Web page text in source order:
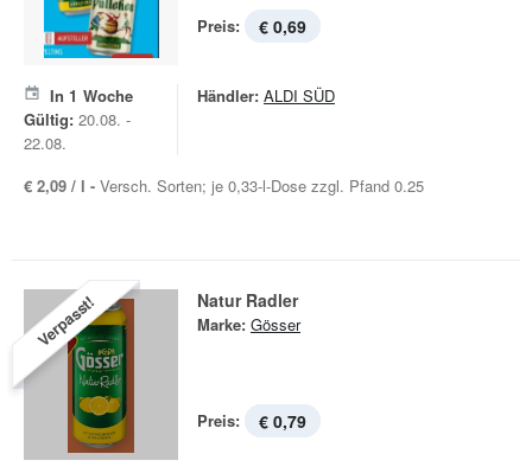
Preis: € 0,69
In 1 Woche
Gültig: 20.08. -
22.08.
Händler: ALDI SÜD
€ 2,09 / l - Versch. Sorten; je 0,33-l-Dose zzgl. Pfand 0.25
Verpasst! Natur Radler
Marke: Gösser
Preis: € 0,79